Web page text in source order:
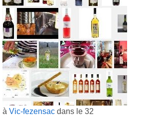
à Vic-fezensac dans le 32